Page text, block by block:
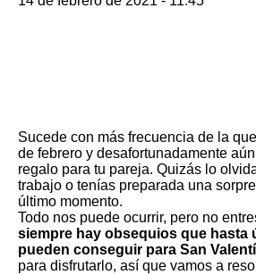
Sucede con más frecuencia de la
de febrero y desafortunadamente
regalo para tu pareja. Quizás lo
trabajo o tenías preparada una
último momento.
Todo nos puede ocurrir, pero no
siempre hay obsequios que hasta
pueden conseguir para San
para disfrutarlo, así que vamos a